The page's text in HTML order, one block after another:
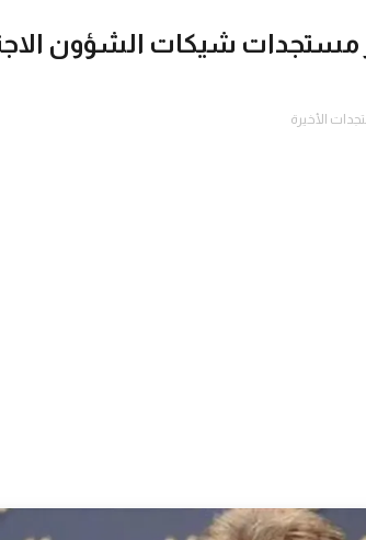
مستجدات شيكات الشؤون
الأخيرة